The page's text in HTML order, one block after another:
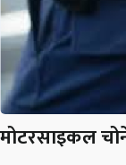
मोटरसाइकल